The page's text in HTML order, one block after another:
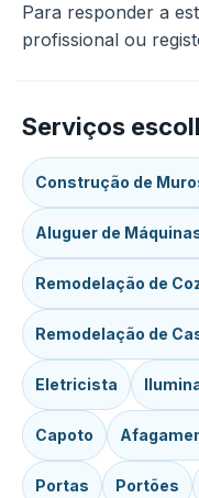
Para responder a
profissional ou
Serviços
Construção de
Aluguer de
Remodelação de
Remodelação de
Eletricista
Capoto
Portas Portões